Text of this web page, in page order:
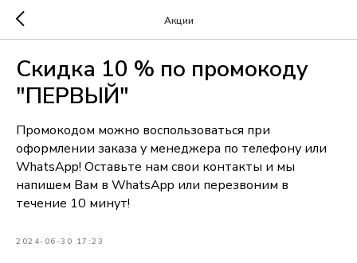
Акции
Скидка 10 % по промокоду
"ПЕРВЫЙ"
Промокодом можно воспользоваться при
оформлении заказа у менеджера по телефону или
WhatsApp! Оставьте нам свои контакты и мы
напишем Вам в WhatsApp или перезвоним в
течение 10 минут!
2024-06-30 17:23